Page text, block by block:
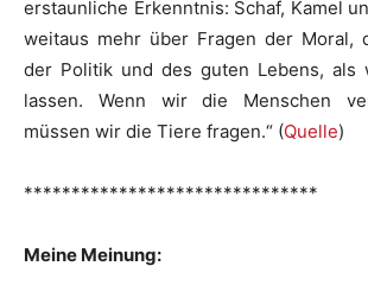
erstaunliche Erkenntnis: Schaf, Kamel
weitaus mehr über Fragen der Moral,
der Politik und des guten Lebens, als
lassen. Wenn wir die Menschen
müssen wir die Tiere fragen.“ (Quelle)
*******************************
Meine Meinung: